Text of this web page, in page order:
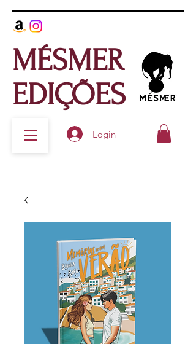
MÉSMER
EDIÇÕES
Login